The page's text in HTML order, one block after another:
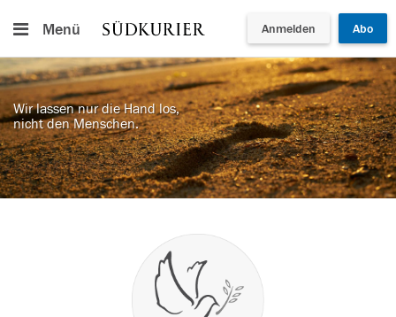
Menü Anmelden Abo
Wir lassen nur die Hand los,
nicht den Menschen.